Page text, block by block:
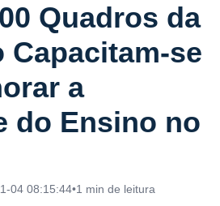
Quadros da
Capacitam-se
a
do Ensino no
04 08:15:44•1 min de leitura